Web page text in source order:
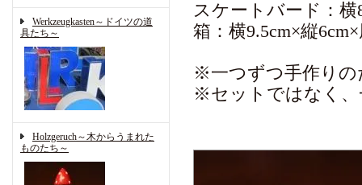
Werkzeugkasten～ドイツの道
具たち～
Holzgeruch～木からうまれた
ものたち～
スケートバード：横
箱：横9.5cm×縦
※一つずつ手作りの
※セットではなく、